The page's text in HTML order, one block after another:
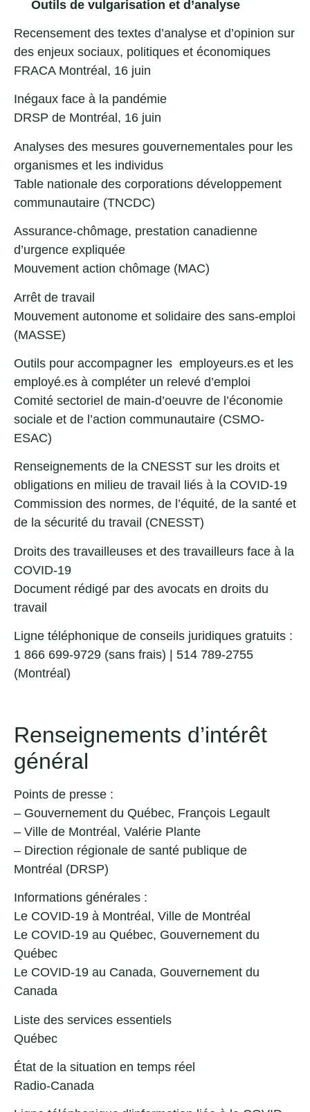
Outils de vulgarisation et d’analyse
Recensement des textes d’analyse et d’opinion sur
des enjeux sociaux, politiques et économiques
FRACA Montréal, 16 juin
Inégaux face à la pandémie
DRSP de Montréal, 16 juin
Analyses des mesures gouvernementales pour les
organismes et les individus
Table nationale des corporations développement
communautaire (TNCDC)
Assurance-chômage, prestation canadienne
d’urgence expliquée
Mouvement action chômage (MAC)
Arrêt de travail
Mouvement autonome et solidaire des sans-emploi
(MASSE)
Outils pour accompagner les employeurs.es et les
employé.es à compléter un relevé d’emploi
Comité sectoriel de main-d’oeuvre de l’économie
sociale et de l’action communautaire (CSMO-
ESAC)
Renseignements de la CNESST sur les droits et
obligations en milieu de travail liés à la COVID-19
Commission des normes, de l’équité, de la santé et
de la sécurité du travail (CNESST)
Droits des travailleuses et des travailleurs face à la
COVID-19
Document rédigé par des avocats en droits du
travail
Ligne téléphonique de conseils juridiques gratuits :
1 866 699-9729 (sans frais) | 514 789-2755
(Montréal)
Renseignements d’intérêt
général
Points de presse :
– Gouvernement du Québec, François Legault
– Ville de Montréal, Valérie Plante
– Direction régionale de santé publique de
Montréal (DRSP)
Informations générales :
Le COVID-19 à Montréal , Ville de Montréal
Le COVID-19 au Québec, Gouvernement du
Québec
Le COVID-19 au Canada, Gouvernement du
Canada
Liste des services essentiels
Québec
État de la situation en temps réel
Radio-Canada